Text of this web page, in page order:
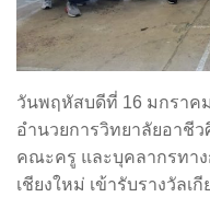
วันพฤหัสบดีที่ 16 มกราค
อำนวยการวิทยาลัยอาชี
คณะครู และบุคลากรทา
เชียงใหม่ เข้ารับรางวัลเ